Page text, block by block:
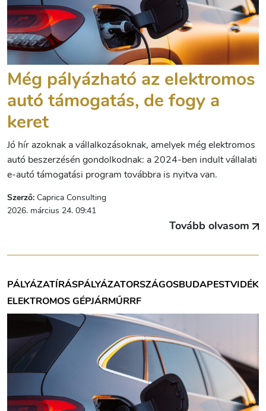
Még pályázható az elektromos
autó támogatás, de fogy a
keret
Jó hír azoknak a vállalkozásoknak, amelyek még elektromos
autó beszerzésén gondolkodnak: a 2024-ben indult vállalati
e-autó támogatási program továbbra is nyitva van.
Szerző: Caprica Consulting
2026. március 24. 09:41
Tovább olvasom
PÁLYÁZATÍRÁSPÁLYÁZATORSZÁGOSBUDAPESTVIDÉK
ELEKTROMOS GÉPJÁRMŰRRF